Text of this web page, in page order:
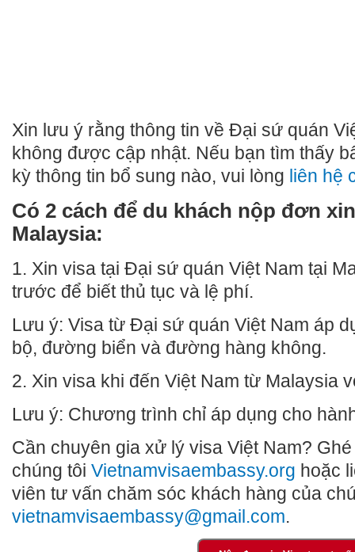
Xin lưu ý rằng thông tin về Đại sứ quán
không được cập nhật. Nếu bạn tìm thấy
kỳ thông tin bổ sung nào, vui lòng liên hệ
Có 2 cách để du khách nộp đơn
Malaysia:
1. Xin visa tại Đại sứ quán Việt Nam tại
trước để biết thủ tục và lệ phí.
Lưu ý: Visa từ Đại sứ quán Việt Nam áp
bộ, đường biển và đường hàng không.
2. Xin visa khi đến Việt Nam từ Malaysia
Lưu ý: Chương trình chỉ áp dụng cho
Cần chuyên gia xử lý visa Việt Nam?
chúng tôi Vietnamvisaembassy.org hoặc
viên tư vấn chăm sóc khách hàng của
vietnamvisaembassy@gmail.com.